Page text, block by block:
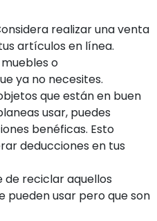
realizar una venta
artículos en línea.
o
ya no necesites.
que están en buen
usar, puedes
benéficas. Esto
deducciones en tus
de reciclar aquellos
pueden usar pero que son